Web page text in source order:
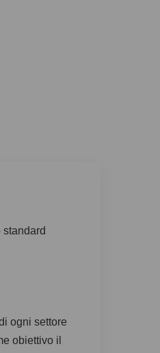
ogni settore
obiettivo il